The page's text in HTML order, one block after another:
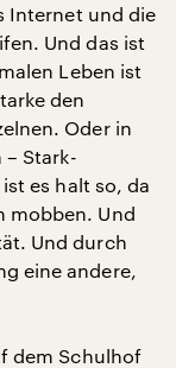
Internet und die
Und das ist
Leben ist
den
Oder in
– Stark-
es halt so, da
mobben. Und
Und durch
eine andere,
dem Schulhof